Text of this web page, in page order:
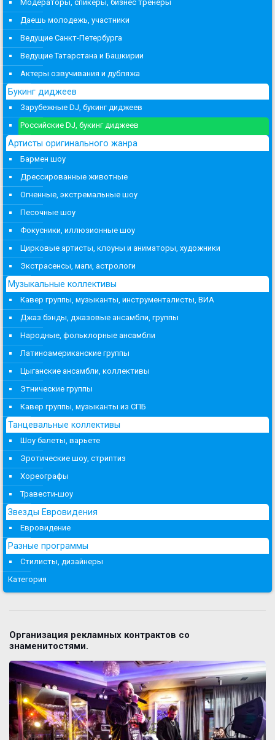
Модераторы, спикеры, бизнес тренеры
Даешь молодежь, участники
Ведущие Санкт-Петербурга
Ведущие Татарстана и Башкирии
Актеры озвучивания и дубляжа
Букинг диджеев
Зарубежные DJ, букинг диджеев
Российские DJ, букинг диджеев
Артисты оригинального жанра
Бармен шоу
Дрессированные животные
Огненные, экстремальные шоу
Песочные шоу
Фокусники, иллюзионные шоу
Цирковые артисты, клоуны и аниматоры, художники
Экстрасенсы, маги, астрологи
Музыкальные коллективы
Кавер группы, музыканты, инструменталисты, ВИА
Джаз бэнды, джазовые ансамбли, группы
Народные, фольклорные ансамбли
Латиноамериканские группы
Цыганские ансамбли, коллективы
Этнические группы
Кавер группы, музыканты из СПБ
Танцевальные коллективы
Шоу балеты, варьете
Эротические шоу, стриптиз
Хореографы
Травести-шоу
Звезды Евровидения
Евровидение
Разные программы
Стилисты, дизайнеры
Категория
Организация рекламных контрактов со
знаменитостями.